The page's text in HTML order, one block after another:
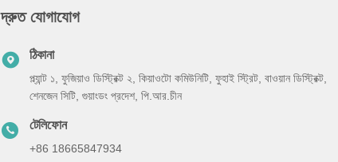
দ্রুত যোগাযোগ
ঠিকানা
প্ল্যান্ট ১, ফুজিয়াও ডিস্ট্রিক্ট ২, কিয়াওটো কমিউনিটি, ফুহাই স্ট্রিট, বাওয়ান ডিস্ট্রিক্ট,
শেনজেন সিটি, গুয়াংডং প্রদেশ, পি.আর.চীন
টেলিফোন
+86 18665847934